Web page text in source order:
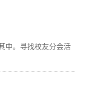
中。寻找校友分会活